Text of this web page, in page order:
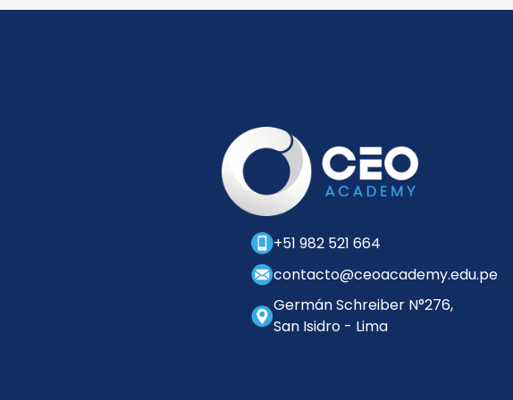
+51 982 521 664
contacto@ceoacademy.edu.pe
Germán Schreiber N°276,
San Isidro - Lima